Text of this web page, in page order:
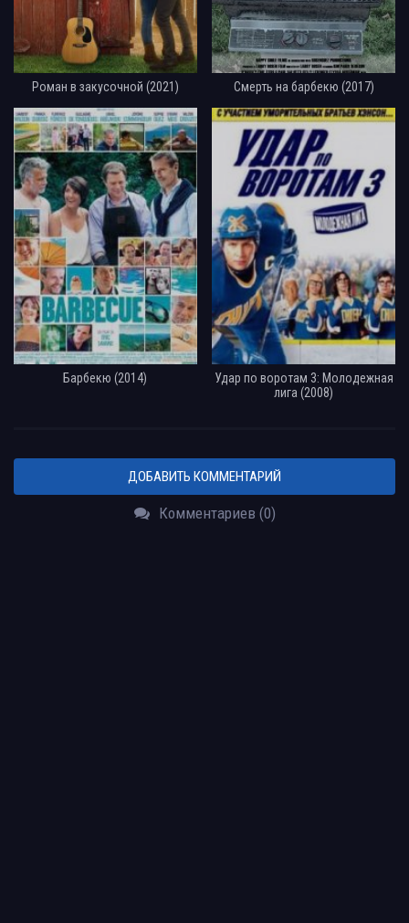
Роман в закусочной (2021) Смерть на барбекю (2017)
Барбекю (2014)
Удар по воротам 3: Молодежная
лига (2008)
ДОБАВИТЬ КОММЕНТАРИЙ
Комментариев (0)